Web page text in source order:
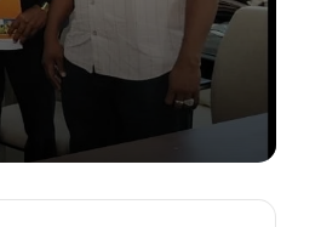
07/08/2026
توقيع عقد بـ922 مليون جنيه لإعادة تأهيل كهرباء معمل لقاحات الثروة الحيوانية بسوبا